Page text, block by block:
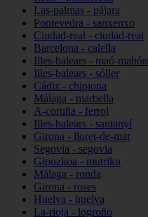
Las-palmas - pájara
Pontevedra - sanxenxo
Ciudad-real - ciudad-real
Barcelona - calella
Illes-balears - maó-mahón
Illes-balears - sóller
Cádiz - chipiona
Málaga - marbella
A-coruña - ferrol
Illes-balears - santanyí
Girona - lloret-de-mar
Segovia - segovia
Gipuzkoa - mutriku
Málaga - ronda
Girona - roses
Huelva - huelva
La-rioja - logroño